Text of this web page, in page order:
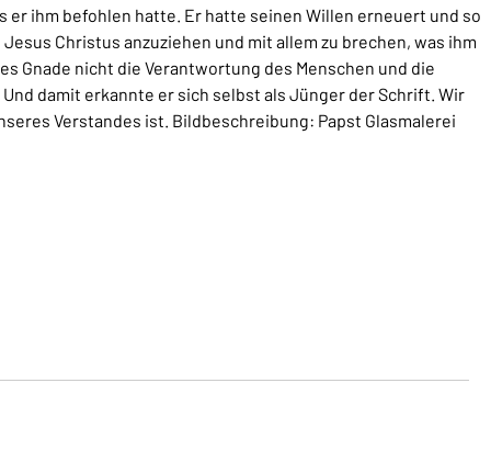
er ihm befohlen hatte. Er hatte seinen Willen erneuert und so
Christus anzuziehen und mit allem zu brechen, was ihm
Gnade nicht die Verantwortung des Menschen und die
damit erkannte er sich selbst als Jünger der Schrift. Wir
Verstandes ist. Bildbeschreibung: Papst Glasmalerei